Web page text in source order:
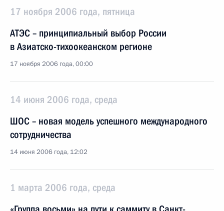
17 ноября 2006 года, пятница
АТЭС – принципиальный выбор России
в Азиатско-тихоокеанском регионе
17 ноября 2006 года, 00:00
14 июня 2006 года, среда
ШОС – новая модель успешного международного
сотрудничества
14 июня 2006 года, 12:02
1 марта 2006 года, среда